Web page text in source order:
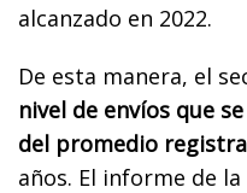
alcanzado en 2022.
De esta manera, el
nivel de envíos que
del promedio
años. El informe de